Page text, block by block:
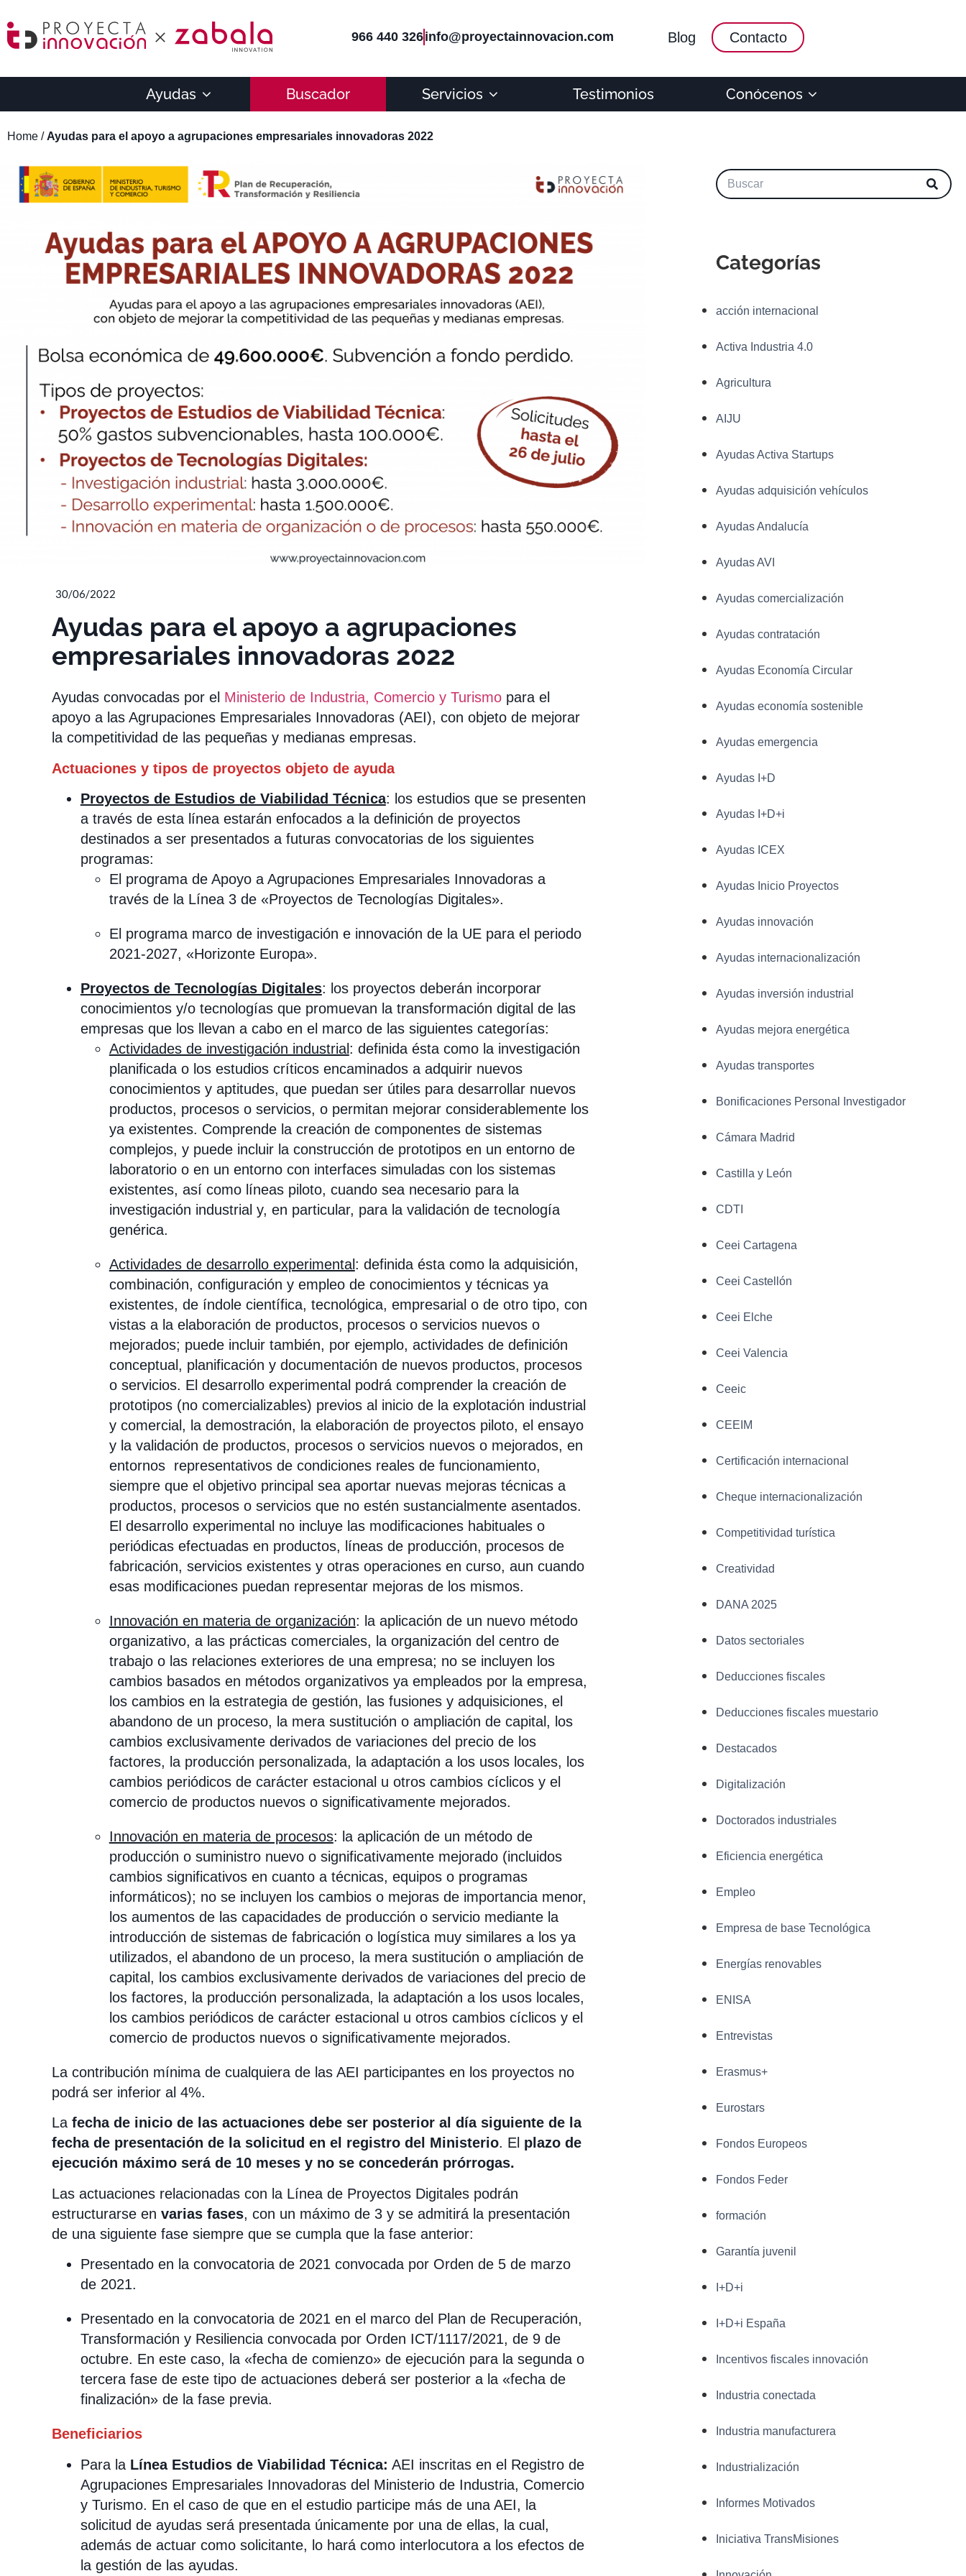
966 440 326info@proyectainnovacion.com Blog Contacto
Ayudas Buscador Servicios Testimonios Conócenos
Home / Ayudas para el apoyo a agrupaciones empresariales innovadoras 2022
30/06/2022
Ayudas para el apoyo a agrupaciones
empresariales innovadoras 2022
Ayudas convocadas por el Ministerio de Industria, Comercio y Turismo para el
apoyo a las Agrupaciones Empresariales Innovadoras (AEI), con objeto de mejorar
la competitividad de las pequeñas y medianas empresas.
Actuaciones y tipos de proyectos objeto de ayuda
Proyectos de Estudios de Viabilidad Técnica: los estudios que se presenten
a través de esta línea estarán enfocados a la definición de proyectos
destinados a ser presentados a futuras convocatorias de los siguientes
programas:
El programa de Apoyo a Agrupaciones Empresariales Innovadoras a
través de la Línea 3 de «Proyectos de Tecnologías Digitales».
El programa marco de investigación e innovación de la UE para el periodo
2021-2027, «Horizonte Europa».
Proyectos de Tecnologías Digitales: los proyectos deberán incorporar
conocimientos y/o tecnologías que promuevan la transformación digital de las
empresas que los llevan a cabo en el marco de las siguientes categorías:
Actividades de investigación industrial : definida ésta como la investigación
planificada o los estudios críticos encaminados a adquirir nuevos
conocimientos y aptitudes, que puedan ser útiles para desarrollar nuevos
productos, procesos o servicios, o permitan mejorar considerablemente los
ya existentes. Comprende la creación de componentes de sistemas
complejos, y puede incluir la construcción de prototipos en un entorno de
laboratorio o en un entorno con interfaces simuladas con los sistemas
existentes, así como líneas piloto, cuando sea necesario para la
investigación industrial y, en particular, para la validación de tecnología
genérica.
Actividades de desarrollo experimental : definida ésta como la adquisición,
combinación, configuración y empleo de conocimientos y técnicas ya
existentes, de índole científica, tecnológica, empresarial o de otro tipo, con
vistas a la elaboración de productos, procesos o servicios nuevos o
mejorados; puede incluir también, por ejemplo, actividades de definición
conceptual, planificación y documentación de nuevos productos, procesos
o servicios. El desarrollo experimental podrá comprender la creación de
prototipos (no comercializables) previos al inicio de la explotación industrial
y comercial, la demostración, la elaboración de proyectos piloto, el ensayo
y la validación de productos, procesos o servicios nuevos o mejorados, en
entornos representativos de condiciones reales de funcionamiento,
siempre que el objetivo principal sea aportar nuevas mejoras técnicas a
productos, procesos o servicios que no estén sustancialmente asentados.
El desarrollo experimental no incluye las modificaciones habituales o
periódicas efectuadas en productos, líneas de producción, procesos de
fabricación, servicios existentes y otras operaciones en curso, aun cuando
esas modificaciones puedan representar mejoras de los mismos.
Innovación en materia de organización: la aplicación de un nuevo método
organizativo, a las prácticas comerciales, la organización del centro de
trabajo o las relaciones exteriores de una empresa; no se incluyen los
cambios basados en métodos organizativos ya empleados por la empresa,
los cambios en la estrategia de gestión, las fusiones y adquisiciones, el
abandono de un proceso, la mera sustitución o ampliación de capital, los
cambios exclusivamente derivados de variaciones del precio de los
factores, la producción personalizada, la adaptación a los usos locales, los
cambios periódicos de carácter estacional u otros cambios cíclicos y el
comercio de productos nuevos o significativamente mejorados.
Innovación en materia de procesos: la aplicación de un método de
producción o suministro nuevo o significativamente mejorado (incluidos
cambios significativos en cuanto a técnicas, equipos o programas
informáticos); no se incluyen los cambios o mejoras de importancia menor,
los aumentos de las capacidades de producción o servicio mediante la
introducción de sistemas de fabricación o logística muy similares a los ya
utilizados, el abandono de un proceso, la mera sustitución o ampliación de
capital, los cambios exclusivamente derivados de variaciones del precio de
los factores, la producción personalizada, la adaptación a los usos locales,
los cambios periódicos de carácter estacional u otros cambios cíclicos y el
comercio de productos nuevos o significativamente mejorados.
La contribución mínima de cualquiera de las AEI participantes en los proyectos no
podrá ser inferior al 4%.
La fecha de inicio de las actuaciones debe ser posterior al día siguiente de la
fecha de presentación de la solicitud en el registro del Ministerio. El plazo de
ejecución máximo será de 10 meses y no se concederán prórrogas.
Las actuaciones relacionadas con la Línea de Proyectos Digitales podrán
estructurarse en varias fases, con un máximo de 3 y se admitirá la presentación
de una siguiente fase siempre que se cumpla que la fase anterior:
Presentado en la convocatoria de 2021 convocada por Orden de 5 de marzo
de 2021.
Presentado en la convocatoria de 2021 en el marco del Plan de Recuperación,
Transformación y Resiliencia convocada por Orden ICT/1117/2021, de 9 de
octubre. En este caso, la «fecha de comienzo» de ejecución para la segunda o
tercera fase de este tipo de actuaciones deberá ser posterior a la «fecha de
finalización» de la fase previa.
Beneficiarios
Para la Línea Estudios de Viabilidad Técnica: AEI inscritas en el Registro de
Agrupaciones Empresariales Innovadoras del Ministerio de Industria, Comercio
y Turismo. En el caso de que en el estudio participe más de una AEI, la
solicitud de ayudas será presentada únicamente por una de ellas, la cual,
además de actuar como solicitante, lo hará como interlocutora a los efectos de
la gestión de las ayudas.
Categorías
acción internacional
Activa Industria 4.0
Agricultura
AIJU
Ayudas Activa Startups
Ayudas adquisición vehículos
Ayudas Andalucía
Ayudas AVI
Ayudas comercialización
Ayudas contratación
Ayudas Economía Circular
Ayudas economía sostenible
Ayudas emergencia
Ayudas I+D
Ayudas I+D+i
Ayudas ICEX
Ayudas Inicio Proyectos
Ayudas innovación
Ayudas internacionalización
Ayudas inversión industrial
Ayudas mejora energética
Ayudas transportes
Bonificaciones Personal Investigador
Cámara Madrid
Castilla y León
CDTI
Ceei Cartagena
Ceei Castellón
Ceei Elche
Ceei Valencia
Ceeic
CEEIM
Certificación internacional
Cheque internacionalización
Competitividad turística
Creatividad
DANA 2025
Datos sectoriales
Deducciones fiscales
Deducciones fiscales muestario
Destacados
Digitalización
Doctorados industriales
Eficiencia energética
Empleo
Empresa de base Tecnológica
Energías renovables
ENISA
Entrevistas
Erasmus+
Eurostars
Fondos Europeos
Fondos Feder
formación
Garantía juvenil
I+D+i
I+D+i España
Incentivos fiscales innovación
Industria conectada
Industria manufacturera
Industrialización
Informes Motivados
Iniciativa TransMisiones